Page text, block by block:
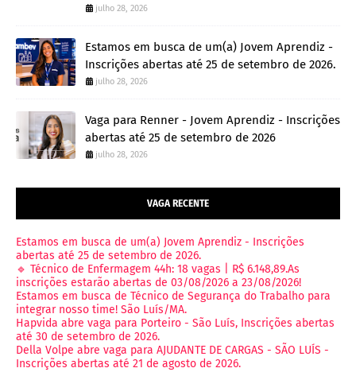
julho 28, 2026
Estamos em busca de um(a) Jovem Aprendiz -
Inscrições abertas até 25 de setembro de 2026.
julho 28, 2026
Vaga para Renner - Jovem Aprendiz - Inscrições
abertas até 25 de setembro de 2026
julho 28, 2026
VAGA RECENTE
Estamos em busca de um(a) Jovem Aprendiz - Inscrições
abertas até 25 de setembro de 2026.
🔹 Técnico de Enfermagem 44h: 18 vagas | R$ 6.148,89.As
inscrições estarão abertas de 03/08/2026 a 23/08/2026!
Estamos em busca de Técnico de Segurança do Trabalho para
integrar nosso time! São Luís/MA.
Hapvida abre vaga para Porteiro - São Luís, Inscrições abertas
até 30 de setembro de 2026.
Della Volpe abre vaga para AJUDANTE DE CARGAS - SÃO LUÍS -
Inscrições abertas até 21 de agosto de 2026.